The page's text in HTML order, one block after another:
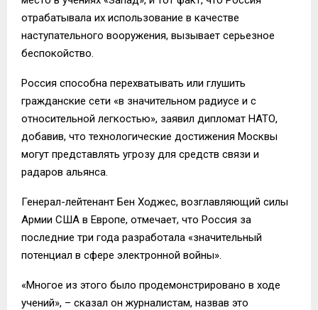
отрабатывала их использование в качестве
наступательного вооружения, вызывает серьезное
беспокойство.
Россия способна перехватывать или глушить
гражданские сети «в значительном радиусе и с
относительной легкостью», заявил дипломат НАТО,
добавив, что технологические достижения Москвы
могут представлять угрозу для средств связи и
радаров альянса.
Генерал-лейтенант Бен Ходжес, возглавляющий силы
Армии США в Европе, отмечает, что Россия за
последние три года разработала «значительный
потенциал в сфере электронной войны».
«Многое из этого было продемонстрировано в ходе
учений», – сказал он журналистам, назвав это